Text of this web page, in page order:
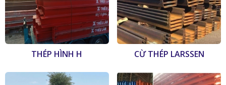
THÉP HÌNH H CỪ THÉP LARSSEN